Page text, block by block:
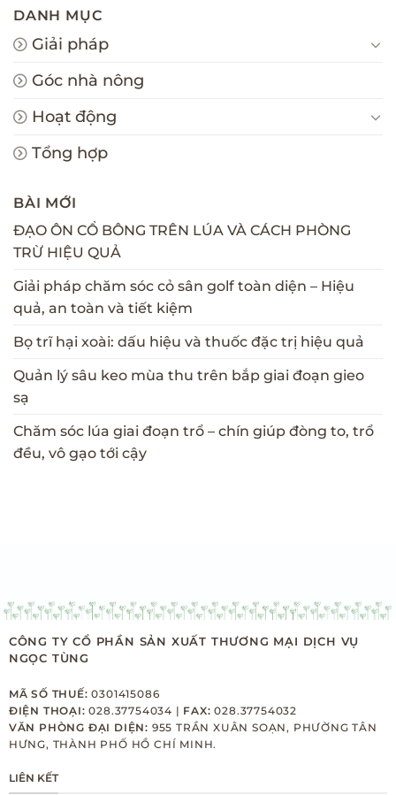
DANH MỤC
Giải pháp
Góc nhà nông
Hoạt động
Tổng hợp
BÀI MỚI
ĐẠO ÔN CỔ BÔNG TRÊN LÚA VÀ CÁCH PHÒNG
TRỪ HIỆU QUẢ
Giải pháp chăm sóc cỏ sân golf toàn diện – Hiệu
quả, an toàn và tiết kiệm
Bọ trĩ hại xoài: dấu hiệu và thuốc đặc trị hiệu quả
Quản lý sâu keo mùa thu trên bắp giai đoạn gieo
sạ
Chăm sóc lúa giai đoạn trổ – chín giúp đòng to, trổ
đều, vô gạo tới cậy
CÔNG TY CỔ PHẦN SẢN XUẤT THƯƠNG MẠI DỊCH VỤ
NGỌC TÙNG
MÃ SỐ THUẾ: 0301415086
ĐIỆN THOẠI: 028.37754034 | FAX: 028.37754032
VĂN PHÒNG ĐẠI DIỆN: 955 TRẦN XUÂN SOẠN, PHƯỜNG TÂN
HƯNG, THÀNH PHỐ HỒ CHÍ MINH.
LIÊN KẾT